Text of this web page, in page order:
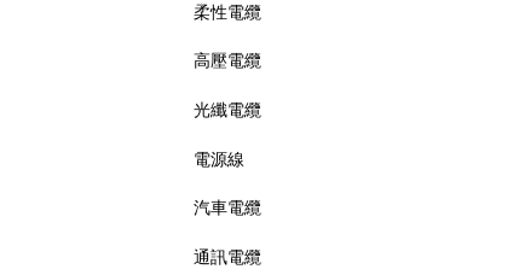
柔性電纜
高壓電纜
光纖電纜
電源線
汽車電纜
通訊電纜